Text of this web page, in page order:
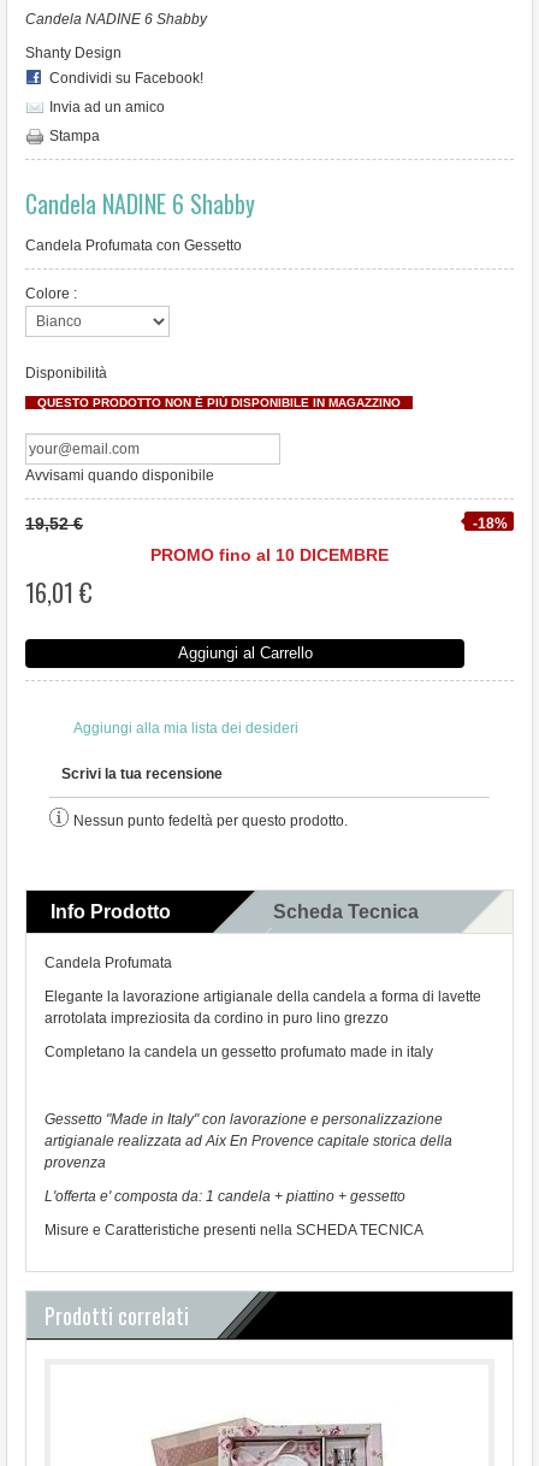
PORTE INTERNE
ARREDO GIARDINO
PROMOZIONI
REGISTRATI
Candela NADINE 6 Shabby
Shanty Design
Condividi su Facebook!
Invia ad un amico
Stampa
Candela NADINE 6 Shabby
Candela Profumata con Gessetto
Colore :
Disponibilità
QUESTO PRODOTTO NON È PIÙ DISPONIBILE IN MAGAZZINO
Avvisami quando disponibile
-18%
19,52 €
PROMO fino al 10 DICEMBRE
16,01 €
Aggiungi al Carrello
Aggiungi alla mia lista dei desideri
Scrivi la tua recensione
Nessun punto fedeltà per questo prodotto.
Info Prodotto Scheda Tecnica
Commenti
Candela Profumata
Elegante la lavorazione artigianale della candela a forma di lavette
arrotolata impreziosita da cordino in puro lino grezzo
Completano la candela un gessetto profumato made in italy
Gessetto "Made in Italy" con lavorazione e personalizzazione
artigianale realizzata ad Aix En Provence capitale storica della
provenza
L'offerta e' composta da: 1 candela + piattino + gessetto
Misure e Caratteristiche presenti nella SCHEDA TECNICA
Prodotti correlati